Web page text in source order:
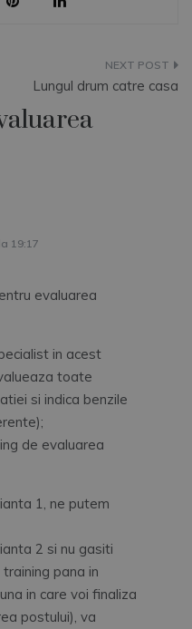
Lungul drum catre casa
19:17
evaluarea
in acest
toate
si indica benzile
de evaluarea
1, ne putem
2 si nu gasiti
pana in
in care voi finaliza
postului), va